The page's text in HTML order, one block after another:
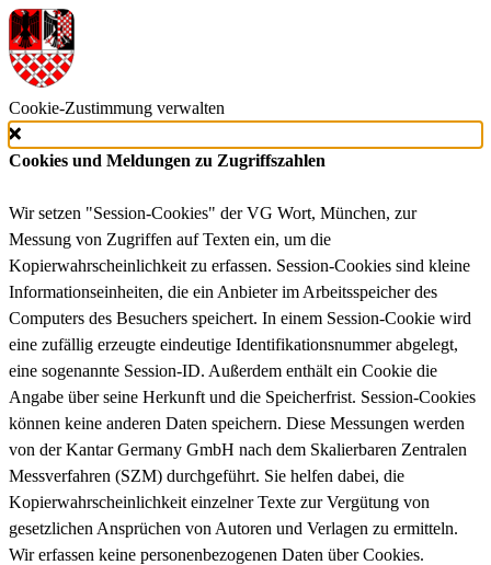
Cookie-Zustimmung verwalten
Cookies und Meldungen zu Zugriffszahlen
Wir setzen "Session-Cookies" der VG Wort, München, zur
Messung von Zugriffen auf Texten ein, um die
Kopierwahrscheinlichkeit zu erfassen. Session-Cookies sind kleine
Informationseinheiten, die ein Anbieter im Arbeitsspeicher des
Computers des Besuchers speichert. In einem Session-Cookie wird
eine zufällig erzeugte eindeutige Identifikationsnummer abgelegt,
eine sogenannte Session-ID. Außerdem enthält ein Cookie die
Angabe über seine Herkunft und die Speicherfrist. Session-Cookies
können keine anderen Daten speichern. Diese Messungen werden
von der Kantar Germany GmbH nach dem Skalierbaren Zentralen
Messverfahren (SZM) durchgeführt. Sie helfen dabei, die
Kopierwahrscheinlichkeit einzelner Texte zur Vergütung von
gesetzlichen Ansprüchen von Autoren und Verlagen zu ermitteln.
Wir erfassen keine personenbezogenen Daten über Cookies.